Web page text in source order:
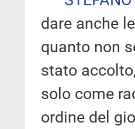
dare anche
quanto non
stato
solo come
ordine del